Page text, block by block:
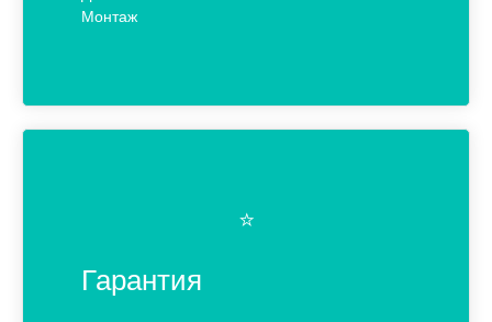
Монтаж
⭐️
Гарантия